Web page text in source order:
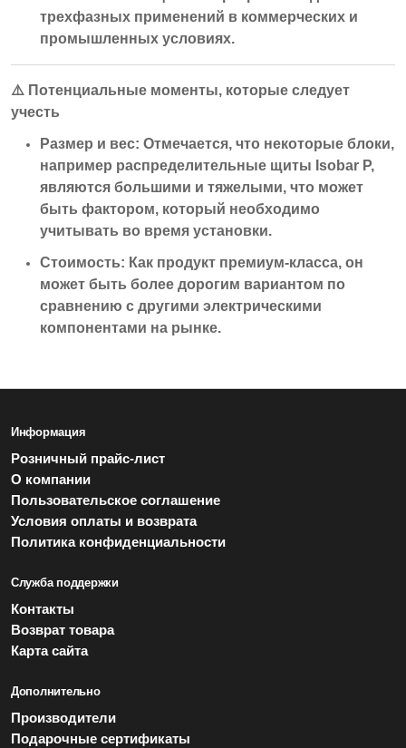
трехфазных применений в коммерческих и
промышленных условиях.
⚠️ Потенциальные моменты, которые следует
учесть
Размер и вес: Отмечается, что некоторые блоки,
например распределительные щиты Isobar P,
являются большими и тяжелыми, что может
быть фактором, который необходимо
учитывать во время установки.
Стоимость: Как продукт премиум-класса, он
может быть более дорогим вариантом по
сравнению с другими электрическими
компонентами на рынке.
Информация
Розничный прайс-лист
О компании
Пользовательское соглашение
Условия оплаты и возврата
Политика конфиденциальности
Служба поддержки
Контакты
Возврат товара
Карта сайта
Дополнительно
Производители
Подарочные сертификаты